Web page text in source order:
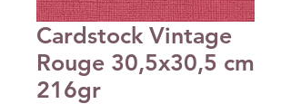
Cardstock Vintage
Rouge 30,5x30,5 cm
216gr